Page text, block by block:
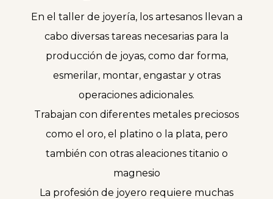
En el taller de joyería, los artesanos llevan a
cabo diversas tareas necesarias para la
producción de joyas, como dar forma,
esmerilar, montar, engastar y otras
operaciones adicionales.
Trabajan con diferentes metales preciosos
como el oro, el platino o la plata, pero
también con otras aleaciones titanio o
magnesio
La profesión de joyero requiere muchas